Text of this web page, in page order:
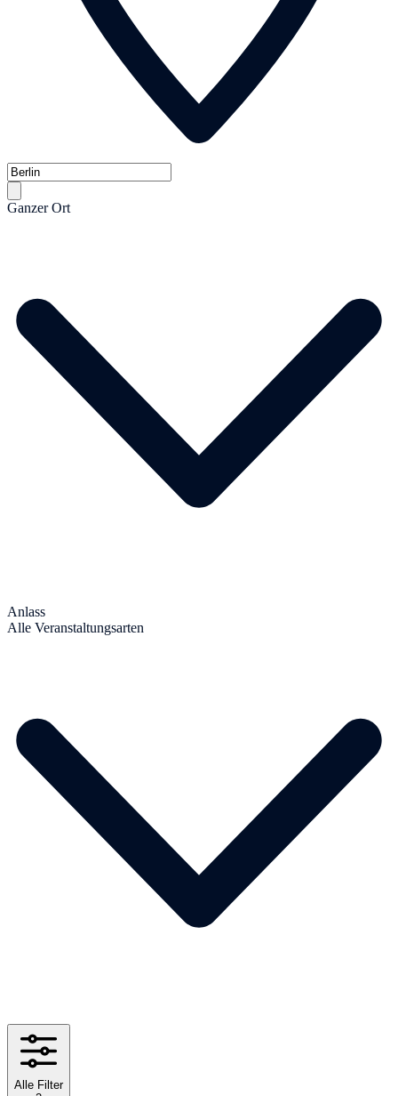
Ganzer Ort
Anlass
Alle Veranstaltungsarten
Alle Filter